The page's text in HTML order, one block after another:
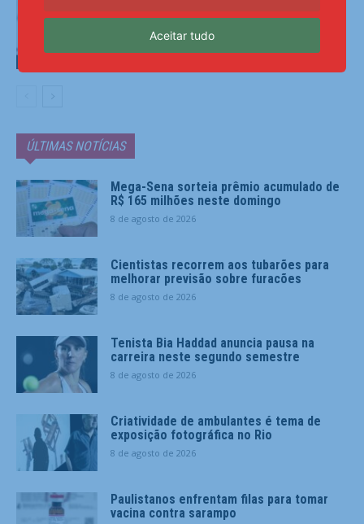
vacina contra sarampo
ÚLTIMAS NOTÍCIAS
Mega-Sena sorteia prêmio acumulado de
R$ 165 milhões neste domingo
8 de agosto de 2026
Cientistas recorrem aos tubarões para
melhorar previsão sobre furacões
8 de agosto de 2026
Tenista Bia Haddad anuncia pausa na
carreira neste segundo semestre
8 de agosto de 2026
Criatividade de ambulantes é tema de
exposição fotográfica no Rio
8 de agosto de 2026
Paulistanos enfrentam filas para tomar
vacina contra sarampo
Aceitar tudo